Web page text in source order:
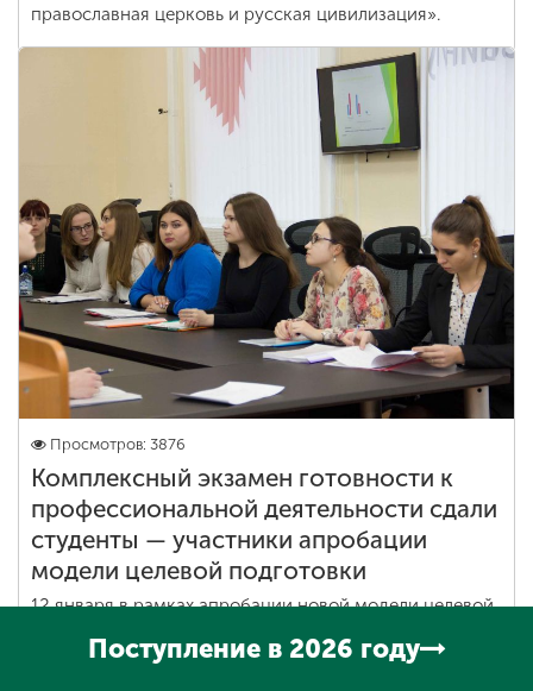
православная церковь и русская цивилизация».
Просмотров: 3876
Комплексный экзамен готовности к
профессиональной деятельности сдали
студенты — участники апробации
модели целевой подготовки
12 января в рамках апробации новой модели целевой
университете, состоялось заседание комиссии по
Поступление в 2026 году